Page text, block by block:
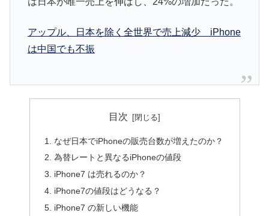
アップル、日本を除く全世界で売上減少 iPhone
は中国でも不振
目次
なぜ日本でiPhoneの販売台数が増えたのか？
為替レートと異なるiPhoneの値段
iPhone7 は売れるのか？
iPhone7の値段はどうなる？
iPhone7 の新しい機能